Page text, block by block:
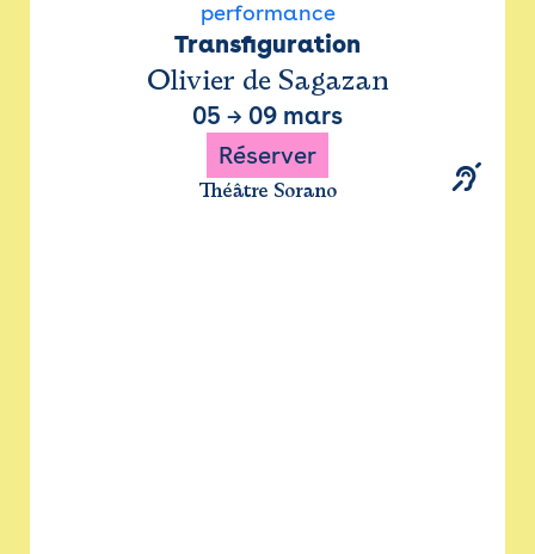
performance
Transfiguration
Olivier de Sagazan
05 → 09 mars
Réserver
Théâtre Sorano